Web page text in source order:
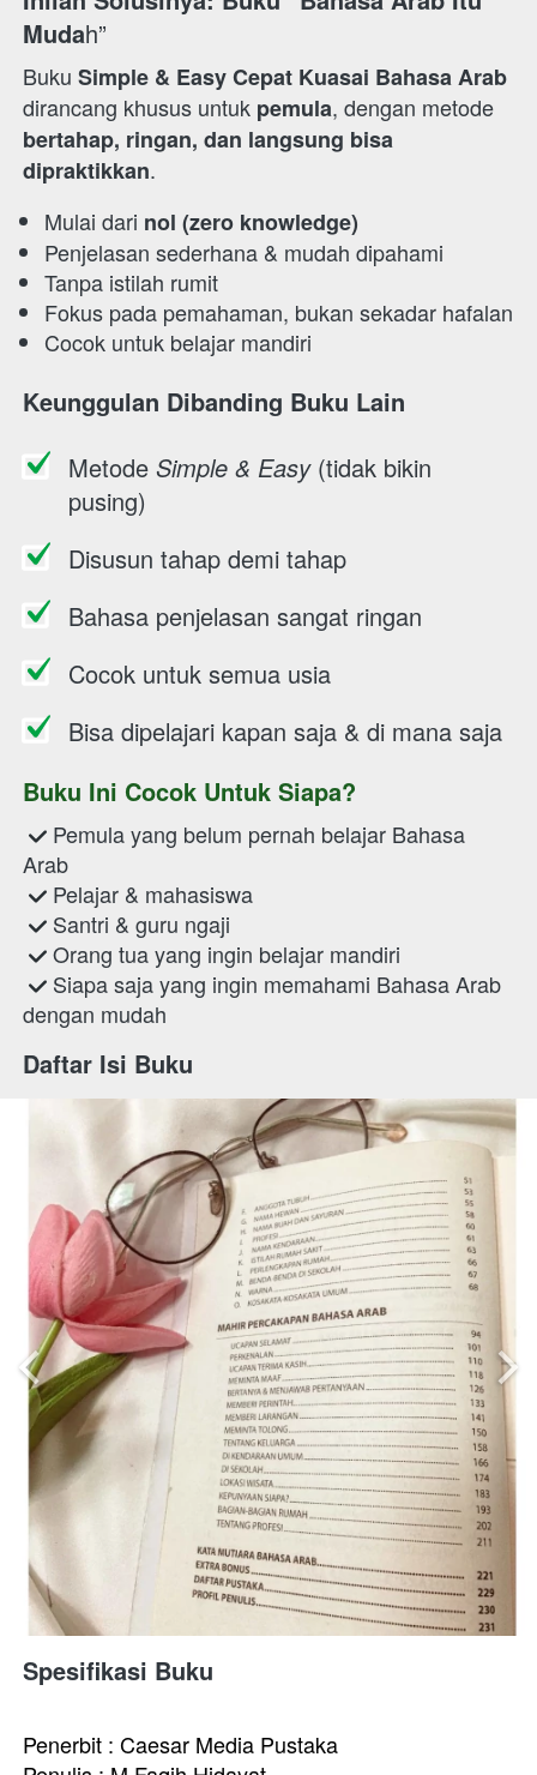
Mudah”
Buku Simple & Easy Cepat Kuasai Bahasa Arab
dirancang khusus untuk pemula
bertahap, ringan, dan langsung bisa
dipraktikkan.
Mulai dari nol (zero knowledge)
Penjelasan sederhana & mudah dipahami
Tanpa istilah rumit
Cocok untuk belajar mandiri
Keunggulan Dibanding Buku Lain
Metode Simple & Easy (tidak bikin
pusing)
Disusun tahap demi tahap
Bahasa penjelasan sangat ringan
Cocok untuk semua usia
Bisa dipelajari kapan saja & di mana saja
Buku Ini Cocok Untuk Siapa?
Pemula yang belum pernah belajar Bahasa
Arab
Pelajar & mahasiswa
Santri & guru ngaji
Orang tua yang ingin belajar mandiri
Siapa saja yang ingin memahami Bahasa Arab
dengan mudah
Daftar Isi Buku
Spesifikasi Buku
Penerbit : Caesar Media Pustaka